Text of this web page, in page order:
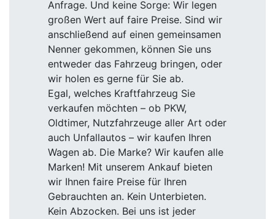
Anfrage. Und keine Sorge: Wir legen
großen Wert auf faire Preise. Sind wir
anschließend auf einen gemeinsamen
Nenner gekommen, können Sie uns
entweder das Fahrzeug bringen, oder
wir holen es gerne für Sie ab.
Egal, welches Kraftfahrzeug Sie
verkaufen möchten – ob PKW,
Oldtimer, Nutzfahrzeuge aller Art oder
auch Unfallautos – wir kaufen Ihren
Wagen ab. Die Marke? Wir kaufen alle
Marken! Mit unserem Ankauf bieten
wir Ihnen faire Preise für Ihren
Gebrauchten an. Kein Unterbieten.
Kein Abzocken. Bei uns ist jeder